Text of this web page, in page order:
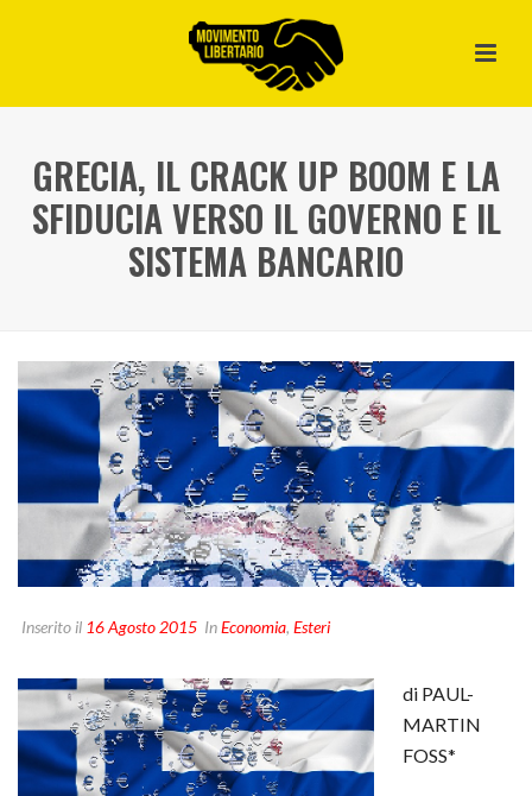
GRECIA, IL CRACK UP BOOM E LA
SFIDUCIA VERSO IL GOVERNO E IL
SISTEMA BANCARIO
Inserito il 16 Agosto 2015 InEconomia, Esteri
di PAUL-
MARTIN
FOSS*